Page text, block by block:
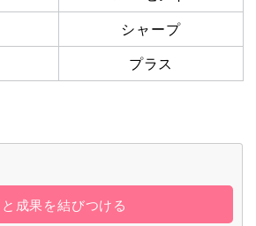
シャープ
プラス
成果を結びつける